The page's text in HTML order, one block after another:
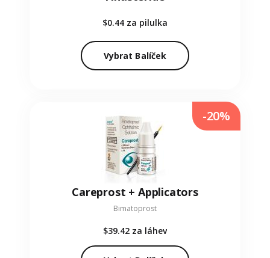
$0.44 za pilulka
Vybrat Balíček
Careprost + Applicators
Bimatoprost
$39.42 za láhev
-20%